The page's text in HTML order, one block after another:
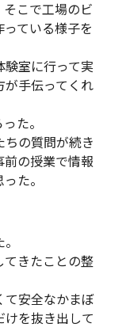
こで工場のビ
ている様子を
室に行って実
が手伝ってくれ
た。
の質問が続き
前の授業で情報
た。
きたことの整
安全なかまぼ
けを抜き出して